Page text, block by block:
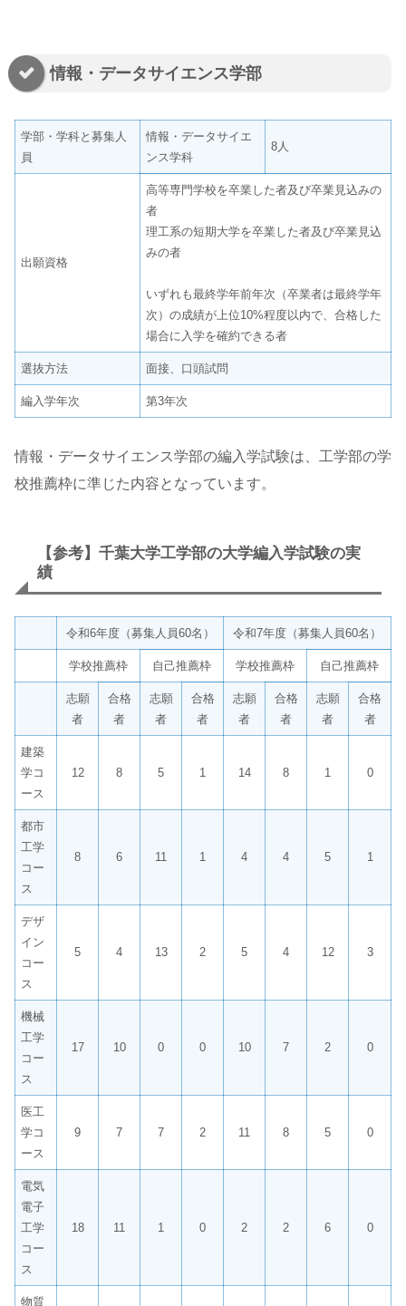
情報・データサイエンス学部
学部・学科と募集人
員
情報・データサイエ
ンス学科
8人
出願資格
高等専門学校を卒業した者及び卒業見込みの
者
理工系の短期大学を卒業した者及び卒業見込
みの者
いずれも最終学年前年次（卒業者は最終学年
次）の成績が上位10%程度以内で、合格した
場合に入学を確約できる者
選抜方法 面接、口頭試問
編入学年次 第3年次
情報・データサイエンス学部の編入学試験は、工学部の学
校推薦枠に準じた内容となっています。
【参考】千葉大学工学部の大学編入学試験の実
績
令和6年度（募集人員60名） 令和7年度（募集人員60名）
学校推薦枠 自己推薦枠 学校推薦枠 自己推薦枠
志願
者
合格
者
志願
者
合格
者
志願
者
合格
者
志願
者
合格
者
建築
学コ
ース
12 8 5 1 14 8 1 0
都市
工学
コー
ス
8 6 11 1 4 4 5 1
デザ
イン
コー
ス
5 4 13 2 5 4 12 3
機械
工学
コー
ス
17 10 0 0 10 7 2 0
医工
学コ
ース
9 7 7 2 11 8 5 0
電気
電子
工学
コー
ス
18 11 1 0 2 2 6 0
物質